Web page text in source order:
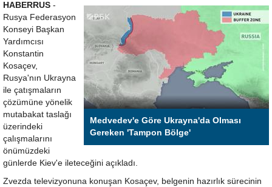
Medvedev'e Göre Ukrayna'da Olması
Gereken 'Tampon Bölge'
HABERRUS -
Rusya Federasyon
Konseyi Başkan
Yardımcısı
Konstantin
Kosaçev,
Rusya'nın Ukrayna
ile çatışmaların
çözümüne yönelik
mutabakat taslağı
üzerindeki
çalışmalarını
önümüzdeki
günlerde Kiev'e ileteceğini açıkladı.
Zvezda televizyonuna konuşan Kosaçev, belgenin hazırlık sürecinin